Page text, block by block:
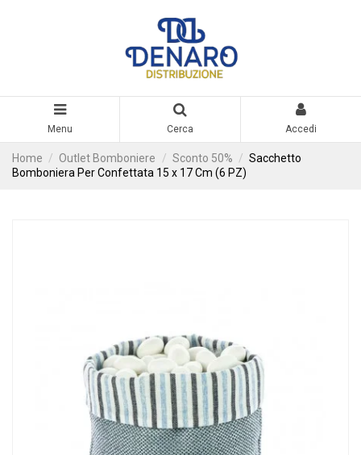
Menu Cerca Accedi
Home Outlet Bomboniere Sconto 50%
Sacchetto
Bomboniera Per Confettata 15 x 17 Cm (6 PZ)